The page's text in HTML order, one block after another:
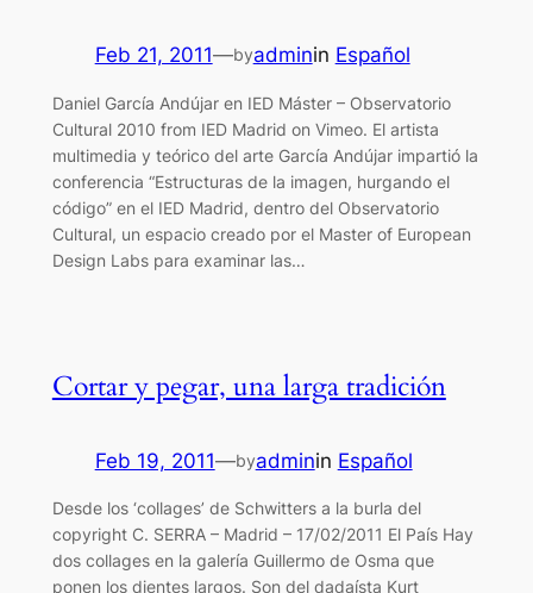
Feb 21, 2011—byadminin Español
Daniel García Andújar en IED Máster – Observatorio
Cultural 2010 from IED Madrid on Vimeo. El artista
multimedia y teórico del arte García Andújar impartió la
conferencia “Estructuras de la imagen, hurgando el
código” en el IED Madrid, dentro del Observatorio
Cultural, un espacio creado por el Master of European
Design Labs para examinar las…
Cortar y pegar, una larga tradición
Feb 19, 2011—byadminin Español
Desde los ‘collages’ de Schwitters a la burla del
copyright C. SERRA – Madrid – 17/02/2011 El País Hay
dos collages en la galería Guillermo de Osma que
ponen los dientes largos. Son del dadaísta Kurt